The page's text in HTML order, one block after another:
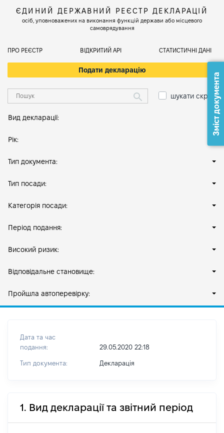
ЄДИНИЙ ДЕРЖАВНИЙ РЕЄСТР ДЕКЛАРАЦІЙ
осіб, уповноважених на виконання функцій держави або місцевого
самоврядування
ПРО РЕЄСТР ВІДКРИТИЙ АРІ СТАТИСТИЧНІ ДАНІ
Подати декларацію
шукати скрізь
Вид декларації:
Рік:
Тип документа:
Тип посади:
Категорія посади:
Період подання:
Високий ризик:
Відповідальне становище:
Пройшла автоперевірку:
Дата та час
подання:
29.05.2020 22:18
Тип документа: Декларація
1. Вид декларації та звітний період
Зміст документа